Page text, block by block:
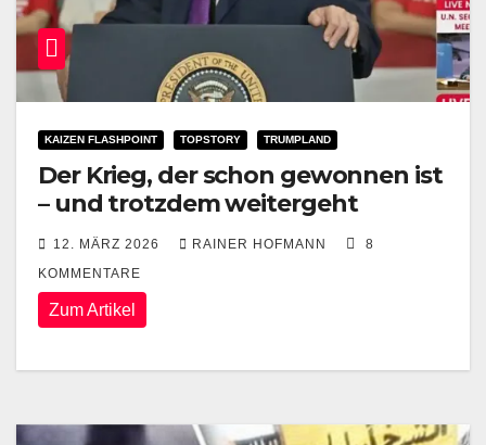
KAIZEN FLASHPOINT TOPSTORY TRUMPLAND
Der Krieg, der schon gewonnen ist
– und trotzdem weitergeht
12. MÄRZ 2026 RAINER HOFMANN
8
KOMMENTARE
Zum Artikel